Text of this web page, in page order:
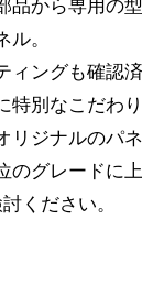
品から専用の
ル。
ィングも確認
特別なこだわ
リジナルのパ
のグレードに
ください。